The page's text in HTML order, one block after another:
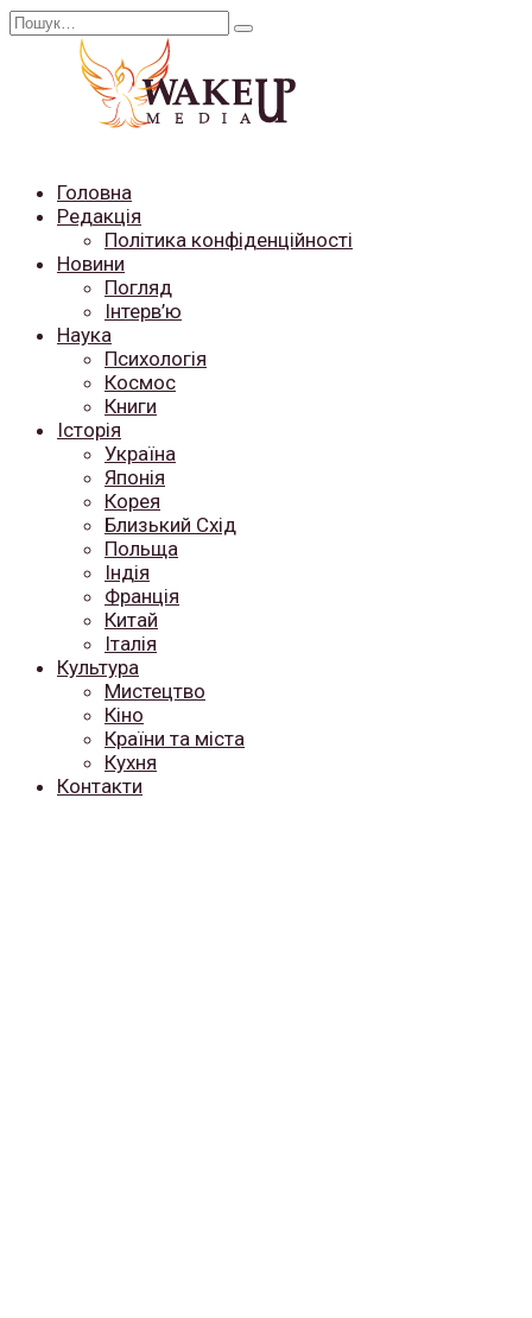
Перейти
Search
Головна
Редакція
Політика конфіденційності
Новини
Погляд
Інтерв’ю
Наука
Психологія
Космос
Книги
Історія
Україна
Японія
Корея
Близький Схід
Польща
Індія
Франція
Китай
Італія
Культура
Мистецтво
Кіно
Країни та міста
Кухня
Контакти